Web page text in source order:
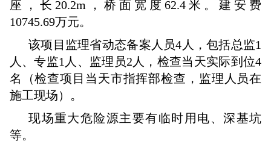
座，长20.2m，桥面宽度62.4米。建安费
10745.69万元。
该项目监理省动态备案人员4人，包括总监1
人、专监1人、监理员2人，检查当天实际到位4
名（检查项目当天市指挥部检查，监理人员在
施工现场）。
现场重大危险源主要有临时用电、深基坑
等。